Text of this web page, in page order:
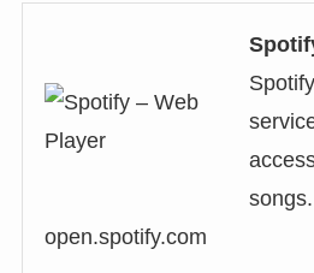
songs.
open.spotify.com